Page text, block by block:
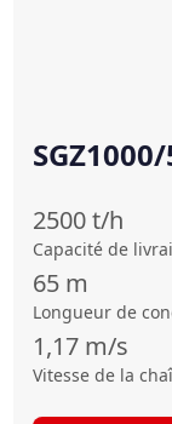
2500t/h
Capacité de
65 m
Longueur de
1,17 m/s
Vitesse de la